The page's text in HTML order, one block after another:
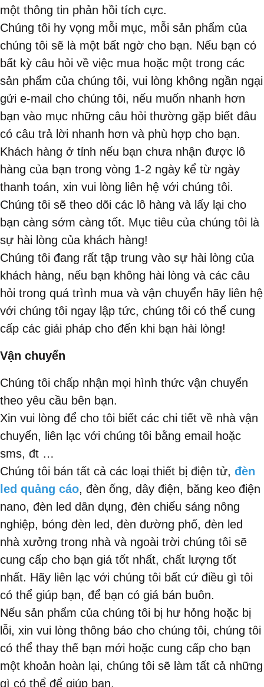
một thông tin phản hồi tích cực.
Chúng tôi hy vọng mỗi mục, mỗi sản phẩm của
chúng tôi sẽ là một bất ngờ cho bạn. Nếu bạn có
bất kỳ câu hỏi về việc mua hoặc một trong các
sản phẩm của chúng tôi, vui lòng không ngần ngại
gửi e-mail cho chúng tôi, nếu muốn nhanh hơn
bạn vào mục những câu hỏi thường gặp biết đâu
có câu trả lời nhanh hơn và phù hợp cho bạn.
Khách hàng ở tỉnh nếu bạn chưa nhận được lô
hàng của bạn trong vòng 1-2 ngày kể từ ngày
thanh toán, xin vui lòng liên hệ với chúng tôi.
Chúng tôi sẽ theo dõi các lô hàng và lấy lại cho
bạn càng sớm càng tốt. Mục tiêu của chúng tôi là
sự hài lòng của khách hàng!
Chúng tôi đang rất tập trung vào sự hài lòng của
khách hàng, nếu bạn không hài lòng và các câu
hỏi trong quá trình mua và vận chuyển hãy liên hệ
với chúng tôi ngay lập tức, chúng tôi có thể cung
cấp các giải pháp cho đến khi bạn hài lòng!
Vận chuyển
Chúng tôi chấp nhận mọi hình thức vận chuyển
theo yêu cầu bên bạn.
Xin vui lòng để cho tôi biết các chi tiết về nhà vận
chuyển, liên lạc với chúng tôi bằng email hoặc
sms, đt …
Chúng tôi bán tất cả các loại thiết bị điện tử, đèn
led quảng cáo, đèn ống, dây điện, băng keo điện
nano, đèn led dân dụng, đèn chiếu sáng nông
nghiệp, bóng đèn led, đèn đường phố, đèn led
nhà xưởng trong nhà và ngoài trời chúng tôi sẽ
cung cấp cho bạn giá tốt nhất, chất lượng tốt
nhất. Hãy liên lạc với chúng tôi bất cứ điều gì tôi
có thể giúp bạn, để bạn có giá bán buôn.
Nếu sản phẩm của chúng tôi bị hư hỏng hoặc bị
lỗi, xin vui lòng thông báo cho chúng tôi, chúng tôi
có thể thay thế bạn mới hoặc cung cấp cho bạn
một khoản hoàn lại, chúng tôi sẽ làm tất cả những
gì có thể để giúp bạn.